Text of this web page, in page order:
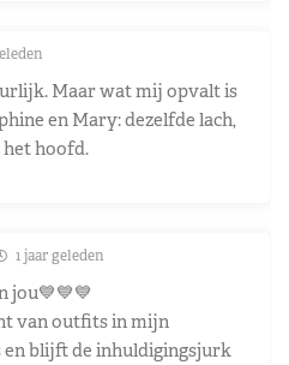
Maar wat mij opvalt is
en Mary: dezelfde lach,
het hoofd.
1 jaar geleden
jou💙💙💙
van outfits in mijn
blijft de inhuldigingsjurk